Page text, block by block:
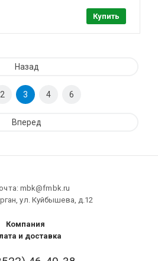
30м, LED 20м, IP67, металл
Купить
Назад
2 3 4 6
Вперед
mbk@fmbk.ru
ул. Куйбышева, д.12
Компания
и доставка